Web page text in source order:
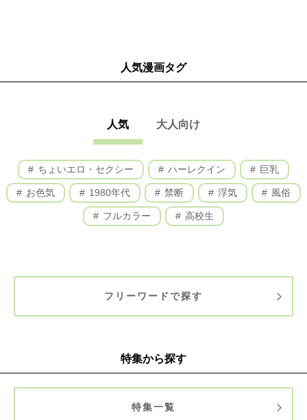
人気漫画タグ
人気 大人向け
ちょいエロ・セクシー ハーレクイン 巨乳
お色気 1980年代 禁断 浮気 風俗
フルカラー 高校生
フリーワードで探す
特集から探す
特集一覧